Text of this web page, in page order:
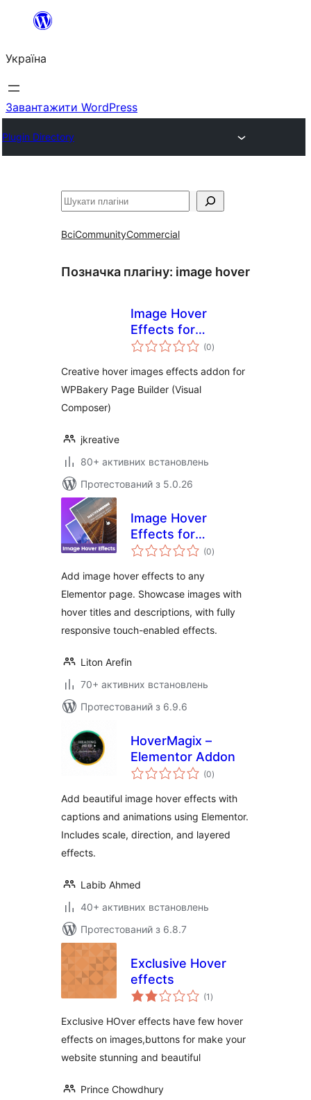
Перейти
вмісту
Україна
Завантажити WordPress
Plugin Directory
Пошук
ВсіCommunityCommercial
Позначка плагіну: image hover
Image Hover
Effects for
WPBakery Page
(0загальний
рейтинг
)
Creative hover images effects addon for
WPBakery Page Builder (Visual
Composer)
jkreative
80+ активних встановлень
Протестований з 5.0.26
Image Hover
Effects for
Elementor
(0загальний
рейтинг
)
Add image hover effects to any
Elementor page. Showcase images with
hover titles and descriptions, with fully
responsive touch-enabled effects.
Liton Arefin
70+ активних встановлень
Протестований з 6.9.6
HoverMagix –
Elementor Addon
(0загальний
рейтинг
)
Add beautiful image hover effects with
captions and animations using Elementor.
Includes scale, direction, and layered
effects.
Labib Ahmed
40+ активних встановлень
Протестований з 6.8.7
Exclusive Hover
effects
(1 загальний
рейтинг
)
Exclusive HOver effects have few hover
effects on images,buttons for make your
website stunning and beautiful
Prince Chowdhury